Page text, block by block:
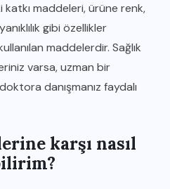
katkı maddeleri, ürüne renk,
gibi özellikler
maddelerdir. Sağlık
varsa, uzman bir
danışmanız faydalı
karşı nasıl